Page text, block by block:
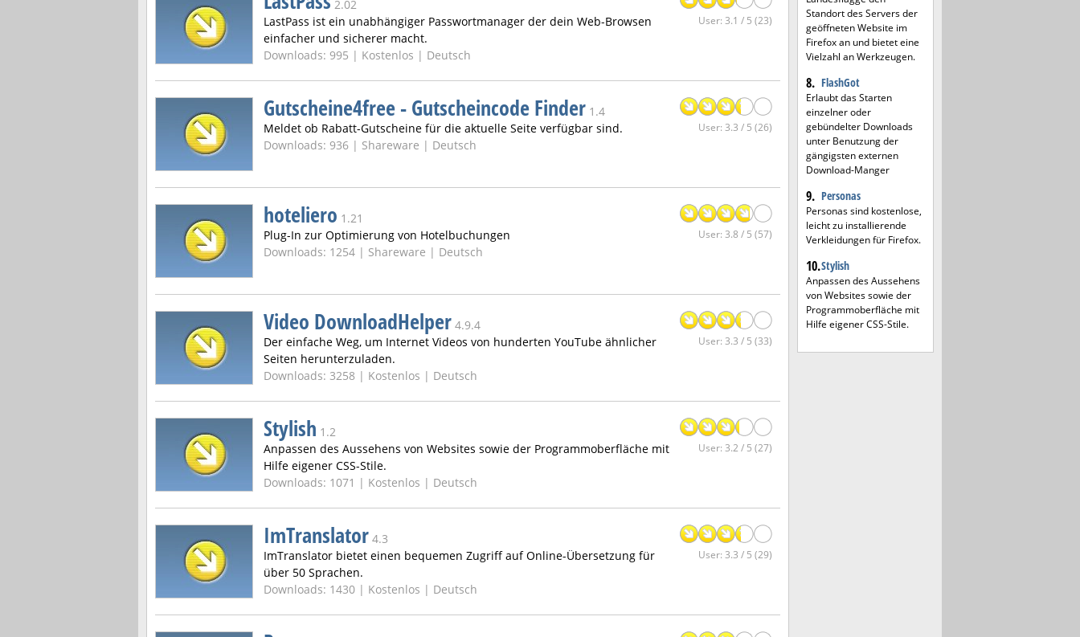
2.02
LastPass ist ein unabhängiger Passwortmanager der dein Web-Browsen
einfacher und sicherer macht.
Downloads: 995 | Kostenlos | Deutsch
User: 3.1 / 5 (23)
Gutscheine4free - Gutscheincode Finder 1.4
Meldet ob Rabatt-Gutscheine für die aktuelle Seite verfügbar sind.
Downloads: 936 | Shareware | Deutsch
User: 3.3 / 5 (26)
hoteliero 1.21
Plug-In zur Optimierung von Hotelbuchungen
Downloads: 1254 | Shareware | Deutsch
User: 3.8 / 5 (57)
Video DownloadHelper 4.9.4
Der einfache Weg, um Internet Videos von hunderten YouTube ähnlicher
Seiten herunterzuladen.
Downloads: 3258 | Kostenlos | Deutsch
User: 3.3 / 5 (33)
Stylish 1.2
Anpassen des Aussehens von Websites sowie der Programmoberfläche mit
Hilfe eigener CSS-Stile.
Downloads: 1071 | Kostenlos | Deutsch
User: 3.2 / 5 (27)
ImTranslator 4.3
ImTranslator bietet einen bequemen Zugriff auf Online-Übersetzung für
über 50 Sprachen.
Downloads: 1430 | Kostenlos | Deutsch
User: 3.3 / 5 (29)
Standort des Servers der
geöffneten Website im
Firefox an und bietet eine
Vielzahl an Werkzeugen.
8. FlashGot
Erlaubt das Starten
einzelner oder
gebündelter Downloads
unter Benutzung der
gängigsten externen
Download-Manger
9. Personas
Personas sind kostenlose,
leicht zu installierende
Verkleidungen für Firefox.
10.Stylish
Anpassen des Aussehens
von Websites sowie der
Programmoberfläche mit
Hilfe eigener CSS-Stile.